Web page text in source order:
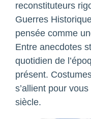
reconstituteurs
Guerres
pensée comme
Entre anecdotes
quotidien de
présent.
s’allient pour
siècle.